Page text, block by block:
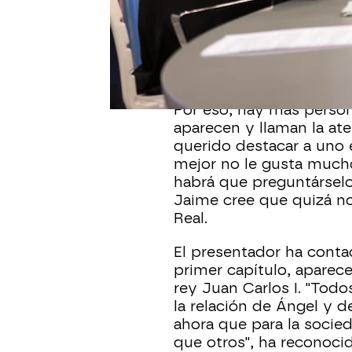
para presentar la
que ya se pueden
ATRESplayer PREMIUM.
formaronÁngel Cristo
ochenta, así como en
Por eso, hay más
aparecen y llaman la
querido destacar a uno
mejor no le gusta
habrá que
Jaime cree que quizá
Real.
El presentador ha
primer capítulo,
rey Juan Carlos I.
la relación de Ángel y
ahora que para la
que otros", ha